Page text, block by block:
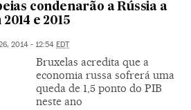
condenarão a Rússia a
e 2015
2014 - 12:54 EDT
Bruxelas acredita que a
economia russa sofrerá uma
queda de 1,5 ponto do PIB
neste ano